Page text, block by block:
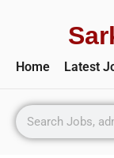
Home Latest